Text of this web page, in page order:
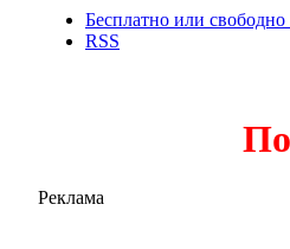
Бесплатно или свободно
RSS
Реклама